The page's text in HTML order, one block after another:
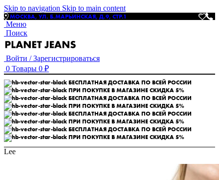
Skip to navigation Skip to main content
МОСКВА, УЛ. Б.МАРЬИНСКАЯ, Д.9, СТР.1
Меню
Поиск
Войти / Зарегистрироваться
0 Товары 0 ₽
БЕСПЛАТНАЯ ДОСТАВКА ПО ВСЕЙ РОССИИ
ПРИ ПОКУПКЕ В МАГАЗИНЕ СКИДКА 5%
БЕСПЛАТНАЯ ДОСТАВКА ПО ВСЕЙ РОССИИ
ПРИ ПОКУПКЕ В МАГАЗИНЕ СКИДКА 5%
БЕСПЛАТНАЯ ДОСТАВКА ПО ВСЕЙ РОССИИ
ПРИ ПОКУПКЕ В МАГАЗИНЕ СКИДКА 5%
БЕСПЛАТНАЯ ДОСТАВКА ПО ВСЕЙ РОССИИ
ПРИ ПОКУПКЕ В МАГАЗИНЕ СКИДКА 5%
Lee